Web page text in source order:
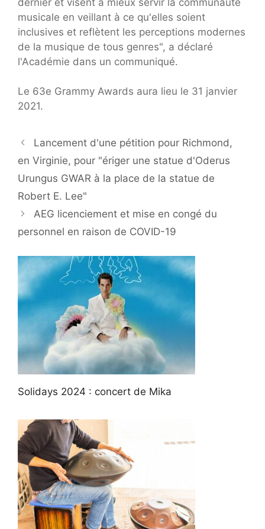
musicale en veillant à ce qu'elles soient
inclusives et reflètent les perceptions modernes
de la musique de tous genres", a déclaré
l'Académie dans un communiqué.
Le 63e Grammy Awards aura lieu le 31 janvier
2021.
Lancement d'une pétition pour Richmond,
en Virginie, pour "ériger une statue d'Oderus
Urungus GWAR à la place de la statue de
Robert E. Lee"
AEG licenciement et mise en congé du
personnel en raison de COVID-19
Solidays 2024 : concert de Mika